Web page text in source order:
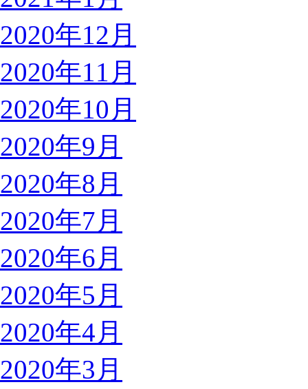
2020年12月
2020年11月
2020年10月
2020年9月
2020年8月
2020年7月
2020年6月
2020年5月
2020年4月
2020年3月